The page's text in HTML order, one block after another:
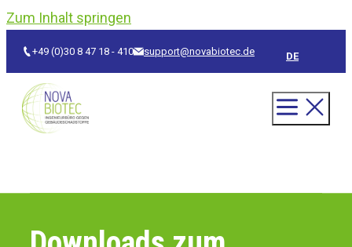
Zum Inhalt springen
+49 (0)30 8 47 18 - 410 support@novabiotec.de DE